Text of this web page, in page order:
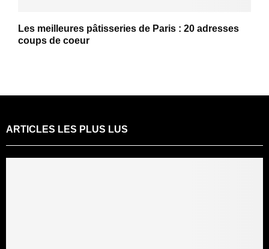
Les meilleures pâtisseries de Paris : 20 adresses
coups de coeur
ARTICLES LES PLUS LUS